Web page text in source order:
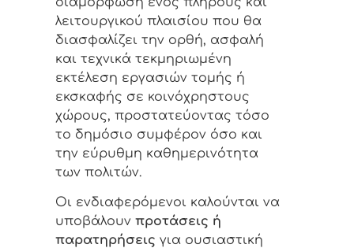
λειτουργικού πλαισίου που θα
διασφαλίζει την ορθή, ασφαλή
και τεχνικά τεκμηριωμένη
εκτέλεση εργασιών τομής ή
εκσκαφής σε κοινόχρηστους
χώρους, προστατεύοντας τόσο
το δημόσιο συμφέρον όσο και
την εύρυθμη καθημερινότητα
των πολιτών.
Οι ενδιαφερόμενοι καλούνται να
υποβάλουν προτάσεις ή
παρατηρήσεις για ουσιαστική